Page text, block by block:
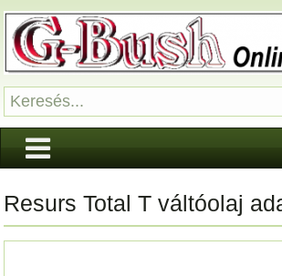
Resurs Total T váltóolaj